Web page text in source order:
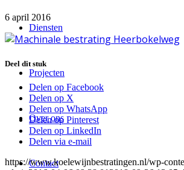
Diensten
Projecten
Over ons
Contact
6 april 2016
Deel dit stuk
Delen op Facebook
Delen op X
Delen op WhatsApp
Delen op Pinterest
Delen op LinkedIn
Delen via e-mail
https://www.koelewijnbestratingen.nl/wp-